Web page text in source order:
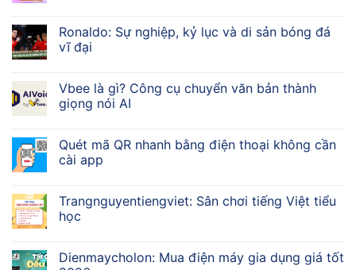
Ronaldo: Sự nghiệp, kỷ lục và di sản bóng đá
vĩ đại
Vbee là gì? Công cụ chuyển văn bản thành
giọng nói AI
Quét mã QR nhanh bằng điện thoại không cần
cài app
Trangnguyentiengviet: Sân chơi tiếng Việt tiểu
học
Dienmaycholon: Mua điện máy gia dụng giá tốt